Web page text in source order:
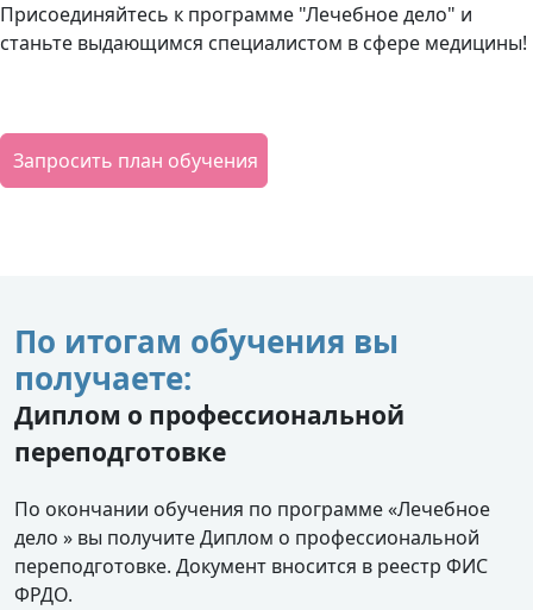
Присоединяйтесь к программе "Лечебное дело" и
станьте выдающимся специалистом в сфере медицины!
Запросить план обучения
По итогам обучения вы
получаете:
Диплом о профессиональной
переподготовке
По окончании обучения по программе «Лечебное
дело » вы получите Диплом о профессиональной
переподготовке. Документ вносится в реестр ФИС
ФРДО.